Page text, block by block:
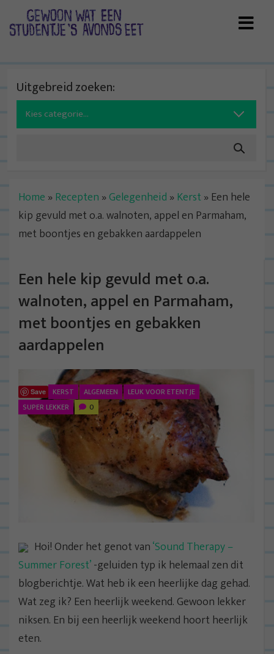
Uitgebreid zoeken:
Search
for:
Home » Recepten » Gelegenheid » Kerst» Een hele
kip gevuld met o.a. walnoten, appel en Parmaham,
met boontjes en gebakken aardappelen
Een hele kip gevuld met o.a.
walnoten, appel en Parmaham,
met boontjes en gebakken
aardappelen
Save KERST ALGEMEEN
LEUK VOOR ETENTJE
SUPER LEKKER
0
Hoi! Onder het genot van‘Sound Therapy –
Summer Forest’-geluiden typ ik helemaal zen dit
blogberichtje. Wat heb ik een heerlijke dag gehad.
Wat zeg ik? Een heerlijk weekend. Gewoon lekker
niksen. En bij een heerlijk weekend hoort heerlijk
eten.